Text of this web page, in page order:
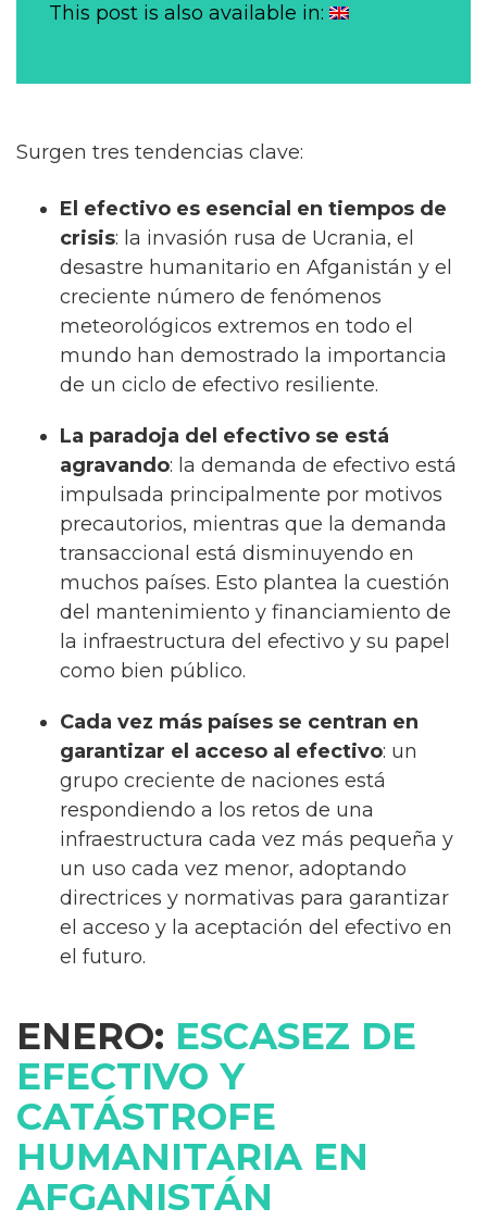
This post is also available in:
Surgen tres tendencias clave:
El efectivo es esencial en tiempos de
crisis: la invasión rusa de Ucrania, el
desastre humanitario en Afganistán y el
creciente número de fenómenos
meteorológicos extremos en todo el
mundo han demostrado la importancia
de un ciclo de efectivo resiliente.
La paradoja del efectivo se está
agravando: la demanda de efectivo está
impulsada principalmente por motivos
precautorios, mientras que la demanda
transaccional está disminuyendo en
muchos países. Esto plantea la cuestión
del mantenimiento y financiamiento de
la infraestructura del efectivo y su papel
como bien público.
Cada vez más países se centran en
garantizar el acceso al efectivo: un
grupo creciente de naciones está
respondiendo a los retos de una
infraestructura cada vez más pequeña y
un uso cada vez menor, adoptando
directrices y normativas para garantizar
el acceso y la aceptación del efectivo en
el futuro.
ENERO: ESCASEZ DE
EFECTIVO Y
CATÁSTROFE
HUMANITARIA EN
AFGANISTÁN